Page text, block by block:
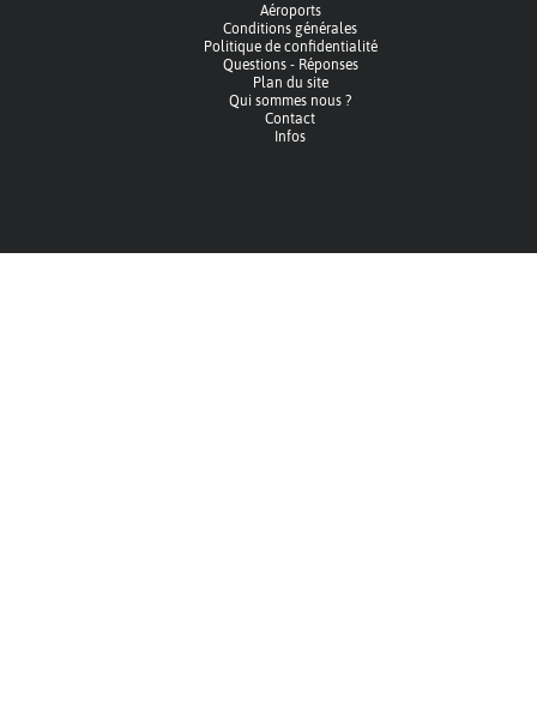
Aéroports
Conditions générales
Politique de confidentialité
Questions - Réponses
Plan du site
Qui sommes nous ?
Contact
Infos